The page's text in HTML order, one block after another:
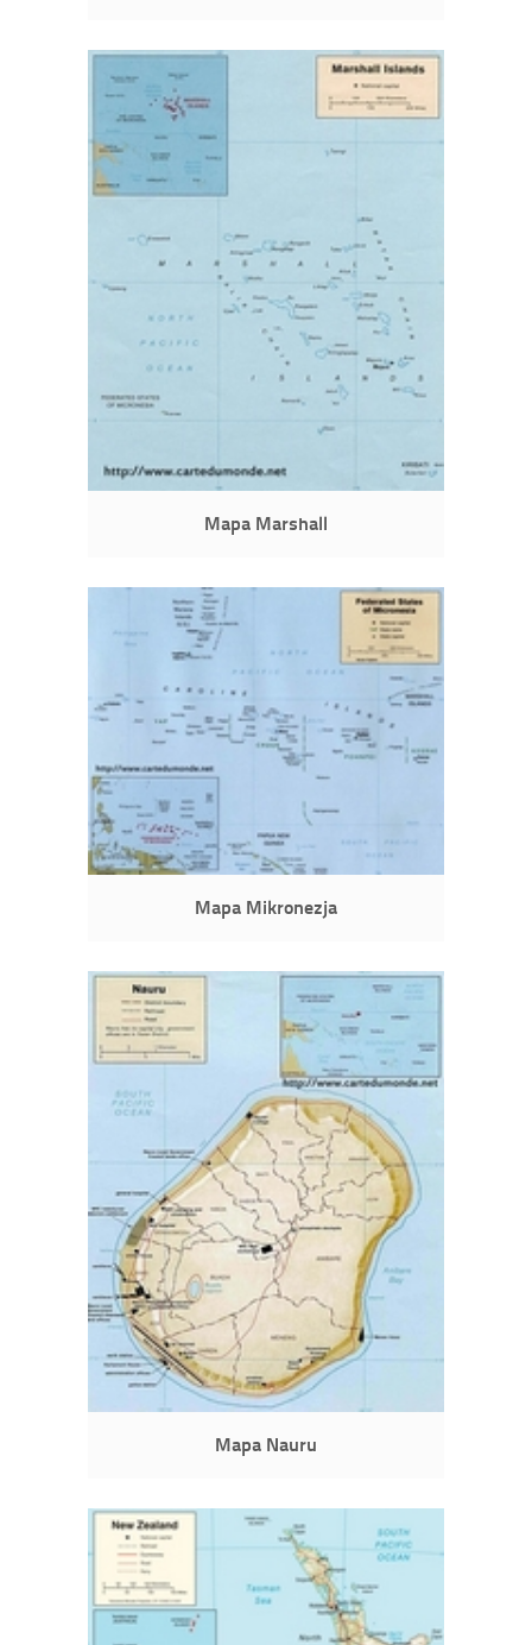
Mapa Marshall
Mapa Mikronezja
Mapa Nauru